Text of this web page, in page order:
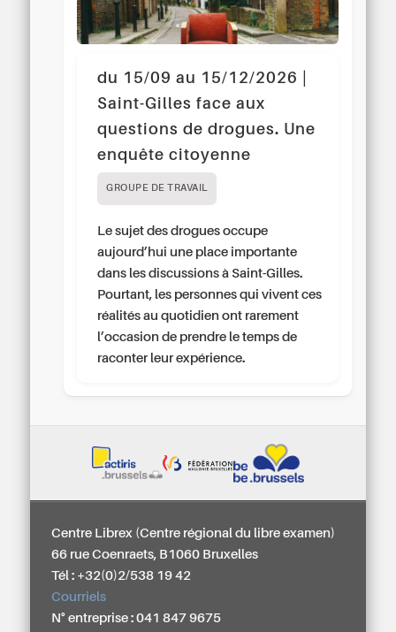
du 15/09 au 15/12/2026 |
Saint-Gilles face aux
questions de drogues. Une
enquête citoyenne
GROUPE DE TRAVAIL
Le sujet des drogues occupe
aujourd’hui une place importante
dans les discussions à Saint-Gilles.
Pourtant, les personnes qui vivent ces
réalités au quotidien ont rarement
l’occasion de prendre le temps de
raconter leur expérience.
Centre Librex (Centre régional du libre examen)
66 rue Coenraets, B1060 Bruxelles
Tél : +32(0)2/538 19 42
Courriels
N° entreprise : 041 847 9675